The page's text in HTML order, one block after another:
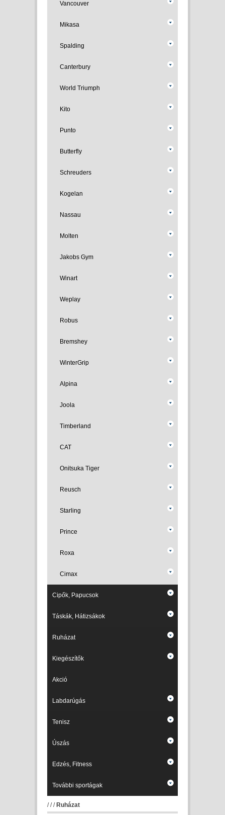
Vancouver
Mikasa
Spalding
Canterbury
World Triumph
Kito
Punto
Butterfly
Schreuders
Kogelan
Nassau
Molten
Jakobs Gym
Winart
Weplay
Robus
Bremshey
WinterGrip
Alpina
Joola
Timberland
CAT
Onitsuka Tiger
Reusch
Starling
Prince
Roxa
Cimax
Cipők, Papucsok
Táskák, Hátizsákok
Ruházat
Kiegészítők
Akció
Labdarúgás
Tenisz
Úszás
Edzés, Fitness
További sportágak
/// Ruházat